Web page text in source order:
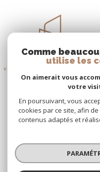
© 2026 |
Nos honoraires
Comme
utilise les
On aimerait vous
votre
En poursuivant, vous
cookies par ce site, afin
contenus adaptés et